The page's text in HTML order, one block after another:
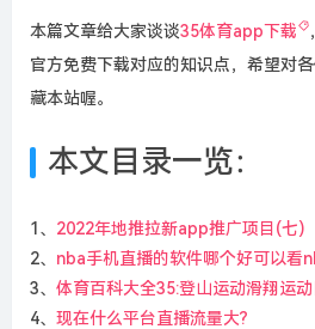
本篇文章给大家谈谈35体育app下载
官方免费下载对应的知识点，希望对
藏本站喔。
本文目录一览：
1、 2022年地推拉新app推广项目(七)
2、 nba手机直播的软件哪个好可以看
3、 体育百科大全35:登山运动滑翔运
4、 现在什么平台直播流量大?